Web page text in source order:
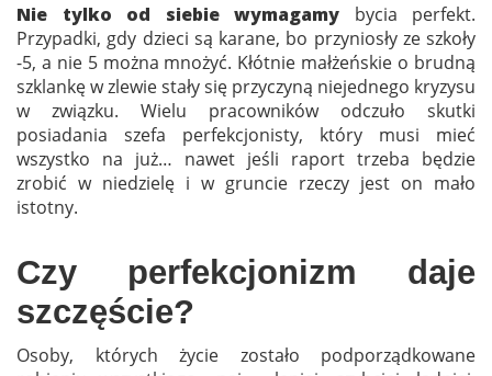
Nie tylko od siebie wymagamy bycia perfekt.
Przypadki, gdy dzieci są karane, bo przyniosły ze szkoły
-5, a nie 5 można mnożyć. Kłótnie małżeńskie o brudną
szklankę w zlewie stały się przyczyną niejednego kryzysu
w związku. Wielu pracowników odczuło skutki
posiadania szefa perfekcjonisty, który musi mieć
wszystko na już… nawet jeśli raport trzeba będzie
zrobić w niedzielę i w gruncie rzeczy jest on mało
istotny.
Czy perfekcjonizm daje
szczęście?
Osoby, których życie zostało podporządkowane